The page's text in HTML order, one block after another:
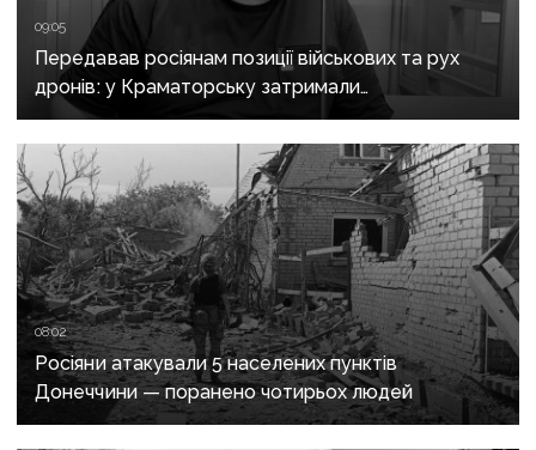
09:05
Передавав росіянам позиції військових та рух
дронів: у Краматорську затримали
адміністратора Telegram-каналу
08:02
Росіяни атакували 5 населених пунктів
Донеччини — поранено чотирьох людей